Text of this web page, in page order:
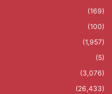
(169)
(100)
(1,957)
(5)
(3,076)
(26,433)